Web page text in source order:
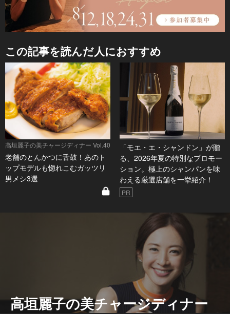
この記事を読んだ人におすすめ
高垣麗子の美チャージディナー Vol.40
老舗のとんかつに舌鼓！あのト
ップモデルも惚れこむガッツリ
男メシ3選
「モエ・エ・シャンドン」が贈
る、2026年夏の特別なプロモー
ション。極上のシャンパンを味
わえる厳選店舗を一挙紹介！
PR
高垣麗子の美チャージディナー